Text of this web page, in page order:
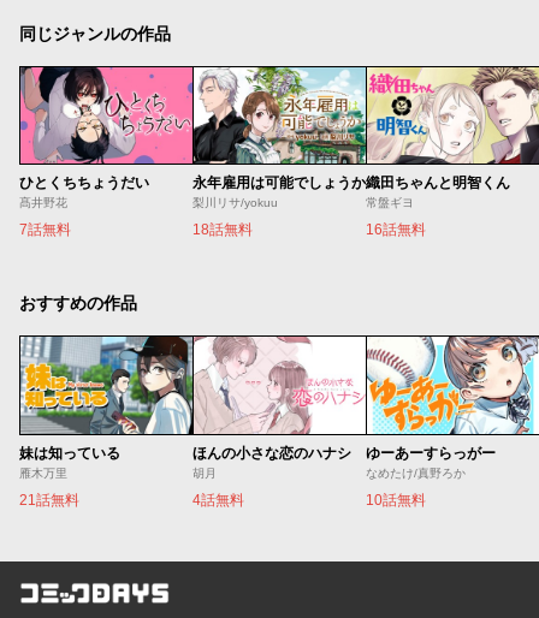
同じジャンルの作品
ひとくちちょうだい
髙井野花
7話無料
永年雇用は可能でしょうか
梨川リサ/yokuu
18話無料
織田ちゃんと明智くん
常盤ギヨ
16話無料
おすすめの作品
妹は知っている
雁木万里
21話無料
ほんの小さな恋のハナシ
胡月
4話無料
ゆーあーすらっがー
なめたけ/真野ろか
10話無料
コミックDAYS